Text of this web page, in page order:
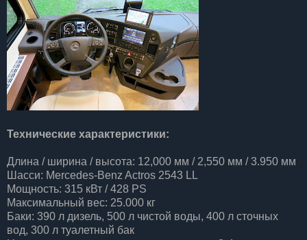
Технические характеристики:
Длина / ширина / высота: 12,000 мм / 2,550 мм / 3.950 мм
Шасси: Mercedes-Benz Actros 2543 LL
Мощность: 315 кВт / 428 PS
Максимальный вес: 25.000 кг
Баки: 390 л дизель, 500 л чистой воды, 400 л сточных
вод, 300 л туалетный бак